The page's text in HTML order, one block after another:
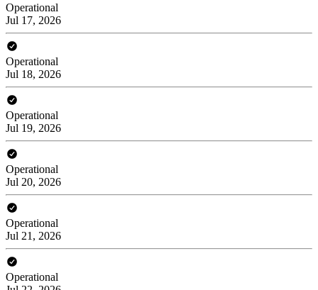
Operational
Jul 17, 2026
Operational
Jul 18, 2026
Operational
Jul 19, 2026
Operational
Jul 20, 2026
Operational
Jul 21, 2026
Operational